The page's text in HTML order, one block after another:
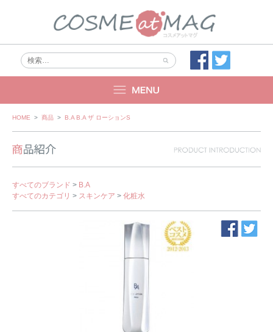
Skip
HOME > 商品 > B.A B.A ザ ローションS
すべてのブランド > B.A
すべてのカテゴリ > スキンケア > 化粧水